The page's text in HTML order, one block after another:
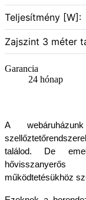
Teljesítmény [W]:
Zajszint 3 méter
Garancia
24 hónap
A
találod. De
működtetésükhöz